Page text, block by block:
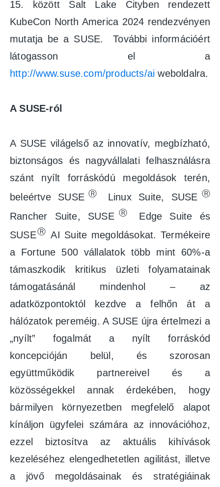
15. között Salt Lake Cityben rendezett
KubeCon North America 2024 rendezvényen
mutatja be a SUSE. További információért
látogasson el a
http://www.suse.com/products/ai weboldalra.
A SUSE-ról
A SUSE világelső az innovatív, megbízható,
biztonságos és nagyvállalati felhasználásra
szánt nyílt forráskódú megoldások terén,
beleértve SUSE Ⓡ Linux Suite, SUSE Ⓡ
Rancher Suite, SUSE Ⓡ
Edge Suite és
SUSEⓇ AI Suite megoldásokat. Termékeire
a Fortune 500 vállalatok több mint 60%-a
támaszkodik kritikus üzleti folyamatainak
támogatásánál mindenhol – az
adatközpontoktól kezdve a felhőn át a
hálózatok pereméig. A SUSE újra értelmezi a
„nyílt” fogalmát a nyílt forráskód
koncepcióján belül, és szorosan
együttműködik partnereivel és a
közösségekkel annak érdekében, hogy
bármilyen környezetben megfelelő alapot
kínáljon ügyfelei számára az innovációhoz,
ezzel biztosítva az aktuális kihívások
kezeléséhez elengedhetetlen agilitást, illetve
a jövő megoldásainak és stratégiáinak